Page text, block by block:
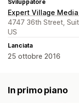
Sviluppatore
Expert Village
4747 36th Street,
US
Lanciata
25 ottobre 2016
In primo piano